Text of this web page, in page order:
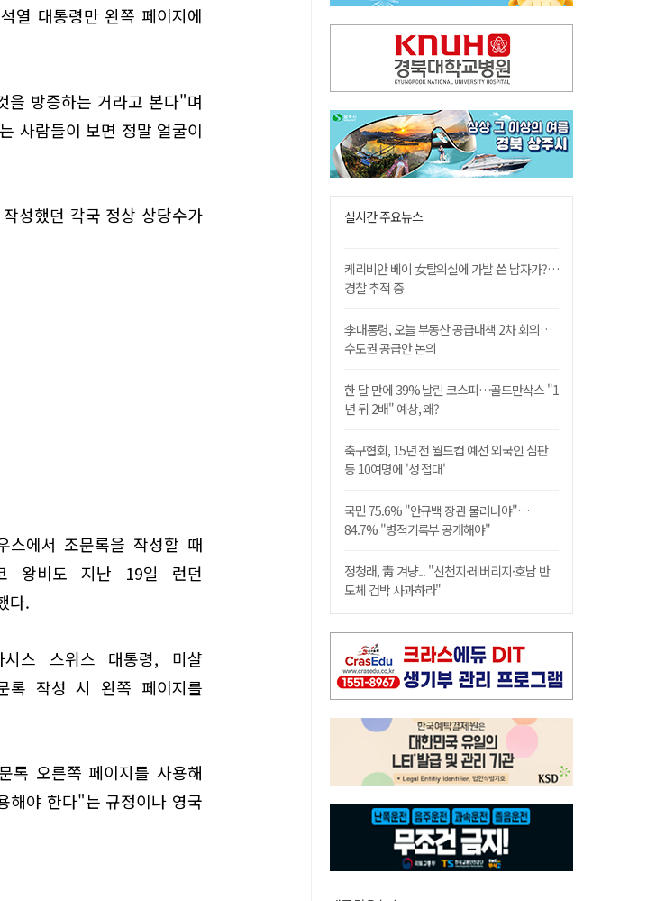
열 대통령만 왼쪽 페이지에
을 방증하는 거라고 본다"며
사람들이 보면 정말 얼굴이
성했던 각국 정상 상당수가
스에서 조문록을 작성할 때
왕비도 지난 19일 런던
다.
스 스위스 대통령, 미샬
록 작성 시 왼쪽 페이지를
록 오른쪽 페이지를 사용해
해야 한다"는 규정이나 영국
실시간 주요뉴스
케리비안 베이 女탈의실에 가발 쓴 남자가?…
경찰 추적 중
李대통령, 오늘 부동산 공급대책 2차 회의…
수도권 공급안 논의
한 달 만에 39% 날린 코스피…골드만삭스 "1
년 뒤 2배" 예상, 왜?
축구협회, 15년 전 월드컵 예선 외국인 심판
등 10여명에 '성 접대'
국민 75.6% "안규백 장관 물러나야"…
84.7% "병적기록부 공개해야"
정청래, 靑 겨냥... "신천지·레버리지·호남 반
도체 겁박 사과하라"